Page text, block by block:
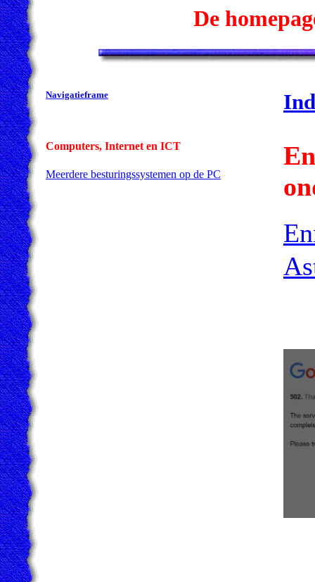
De
Navigatieframe
Computers, Internet en ICT
Meerdere besturingssystemen op de PC